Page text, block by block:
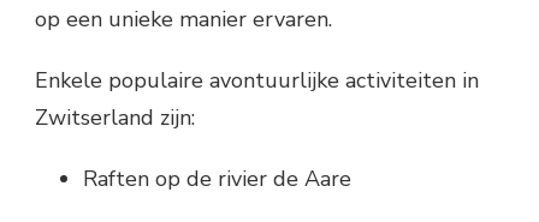
op een unieke manier ervaren.
Enkele populaire avontuurlijke activiteiten in
Zwitserland zijn:
Raften op de rivier de Aare